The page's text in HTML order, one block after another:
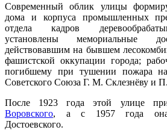
Современный облик улицы
дома и корпуса промышленных
отдела кадров
установлены мемориальные
действовавшим на бывшем
фашистской оккупации города;
погибшему при тушении пожара
Советского Союза Г. М. Склезнёву и
После 1923 года этой улице
Воровского, а с 1957 года она
Достоевского.